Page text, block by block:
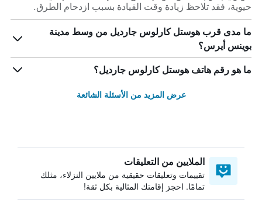
حيوية، فقد تلاحظ زيادة وقت القيادة بسبب ازدحام الطرق.
ما مدى قرب هوستل كارلوس جارديل من وسط مدينة
بوينس أيرس؟
ما هو رقم هاتف هوستل كارلوس جارديل؟
عرض المزيد من الأسئلة الشائعة
الملايين من التعليقات
تقييمات وتعليقات حقيقية من ملايين النزلاء، مثلك
تمامًا. احجز إقامتك المثالية بكل ثقة!